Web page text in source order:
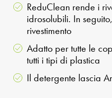
ReduClean rende i
idrosolubili. In
rivestimento
Adatto per tutte le
tutti i tipi di plastica
Il detergente lascia